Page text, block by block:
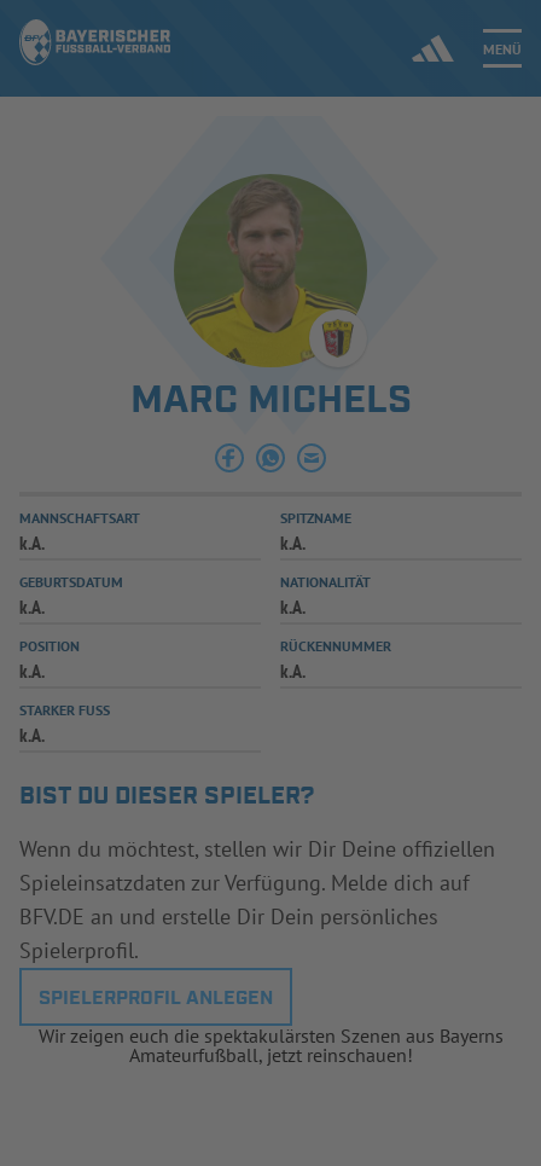
MENÜ
ERGEBNISSE & WETTBEWERBE
SPIELBETRIEB & VERBANDSLEBEN
AUSBILDUNG & FÖRDERUNG
SPIELPLUS
MARC MICHELS
MANNSCHAFTSART
k.A.
SPITZNAME
k.A.
GEBURTSDATUM
k.A.
NATIONALITÄT
k.A.
POSITION
k.A.
RÜCKENNUMMER
k.A.
STARKER FUSS
k.A.
BIST DU DIESER SPIELER?
Wenn du möchtest, stellen wir Dir Deine offiziellen
Spieleinsatzdaten zur Verfügung. Melde dich auf
BFV.DE an und erstelle Dir Dein persönliches
Spielerprofil.
SPIELERPROFIL ANLEGEN
Wir zeigen euch die spektakulärsten Szenen aus Bayerns
Amateurfußball, jetzt reinschauen!